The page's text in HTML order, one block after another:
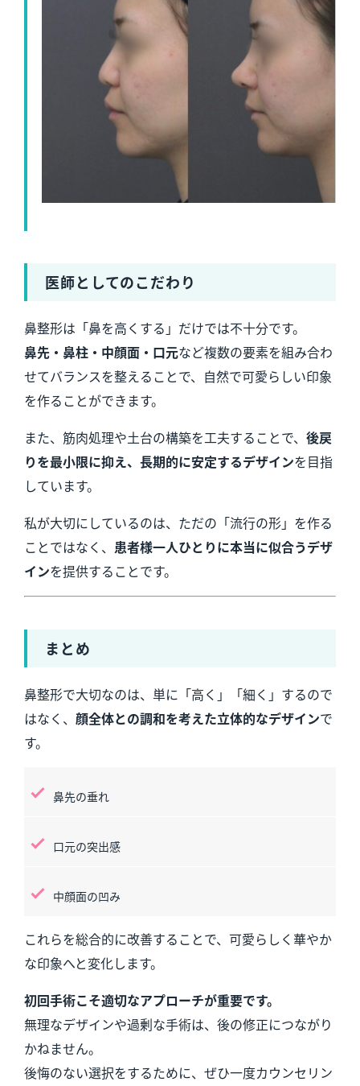
医師としてのこだわり
鼻整形は「鼻を高くする」だけでは不十分です。
鼻先・鼻柱・中顔面・口元など複数の要素を組み合わ
せてバランスを整えることで、自然で可愛らしい印象
を作ることができます。
また、筋肉処理や土台の構築を工夫することで、 後戻
りを最小限に抑え、長期的に安定するデザインを目指
しています。
私が大切にしているのは、ただの「流行の形」を作る
ことではなく、 患者様一人ひとりに本当に似合うデザ
インを提供することです。
まとめ
鼻整形で大切なのは、単に「高く」「細く」するので
はなく、 顔全体との調和を考えた立体的なデザインで
す。
鼻先の垂れ
口元の突出感
中顔面の凹み
これらを総合的に改善することで、可愛らしく華やか
な印象へと変化します。
初回手術こそ適切なアプローチが重要です。
無理なデザインや過剰な手術は、後の修正につながり
かねません。
後悔のない選択をするために、ぜひ一度カウンセリン